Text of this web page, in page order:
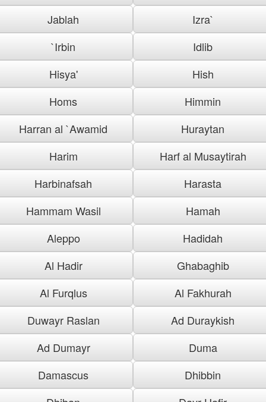
Jablah
Izra`
`Irbin
Idlib
Hisya'
Hish
Homs
Himmin
Harran al `Awamid
Huraytan
Harim
Harf al Musaytirah
Harbinafsah
Harasta
Hammam Wasil
Hamah
Aleppo
Hadidah
Al Hadir
Ghabaghib
Al Furqlus
Al Fakhurah
Duwayr Raslan
Ad Duraykish
Ad Dumayr
Duma
Damascus
Dhibbin